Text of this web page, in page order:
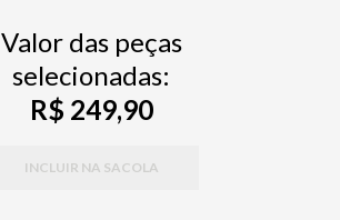
Valor das peças
selecionadas:
R$ 249,90
INCLUIR NA SACOLA